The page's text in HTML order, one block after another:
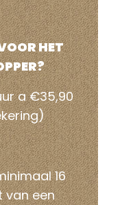
HET
a €35,90
16
van een